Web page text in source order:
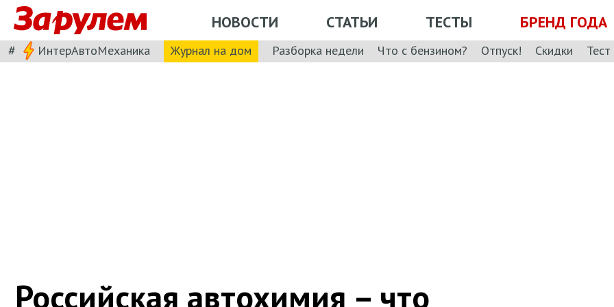
НОВОСТИ СТАТЬИ ТЕСТЫ БРЕНД ГОДА
# ИнтерАвтоМеханика Журнал на дом Разборка недели Что с бензином? Отпуск! Скидки
Российская автохимия – что